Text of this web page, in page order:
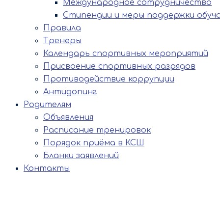
Международное сотрудничество
Стипендии и меры поддержки
Правила
Тренеры
Календарь спортивных мероприятий
Присвоение спортивных разрядов
Противодействие коррупции
Антидопинг
Родителям
Объявления
Расписание тренировок
Порядок приёма в КСШ
Бланки заявлений
Контакты